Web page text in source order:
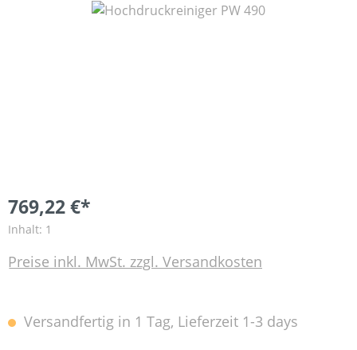
Bildergalerie überspringen
769,22 €*
Inhalt: 1
Preise inkl. MwSt. zzgl. Versandkosten
Versandfertig in 1 Tag, Lieferzeit 1-3 days